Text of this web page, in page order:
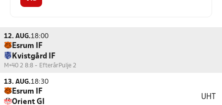
12. AUG.18:00
Esrum IF
Kvistgård IF
M+40 2 8:8 - EfterårPulje 2
13. AUG.18:30
Esrum IF
Orient GI
UHT